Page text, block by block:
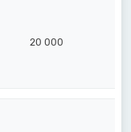
20 000